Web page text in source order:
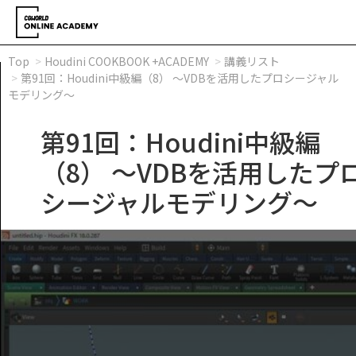
Top Houdini COOKBOOK +ACADEMY
講義リスト
第91回：Houdini中級編（8） ～VDBを活用したプロシージャル
モデリング～
第91回：Houdini中級編
（8） ～VDBを活用したプ
シージャルモデリング～